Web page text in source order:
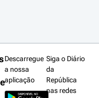
Descarregue
a nossa
aplicação
Siga o Diário
da
República
nas redes